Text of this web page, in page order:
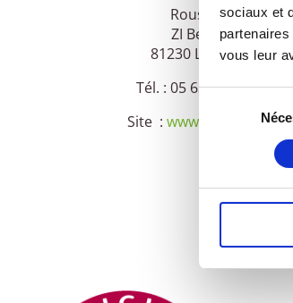
sociaux et
vous leur
Sélection
du
consentement
Roussaly
ZI Bel Air
81230 Lacaune
Tél. : 05 63 37 00 76
Site : www.roussaly.fr